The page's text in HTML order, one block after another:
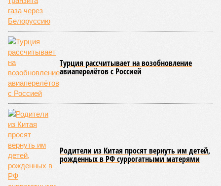
(фото: en.wikipedia.org)
Да, наша любимая маленькая планета может быть
единственной, где в пределах Солнечной системы есть
полноценная жизнь, но Земля также регулярно пытается
эту жизнь уничтожить. Так уж вышло, что внутренние
процессы на планете включают в себя всевозможные
геологические, метеорологические и физические явления,
которые для человека довольно опасны. Или попросту
смертельны. И вот несколько тому примеров.
Все стихии сразу
Около 100 лет назад в Поднебесной приключилось то, что
у нас назвали бы тридцатью тремя несчастьями. Страну
последовательно поразили: многолетняя засуха, страшный
паводок, невероятные ливни. Несколько миллионов